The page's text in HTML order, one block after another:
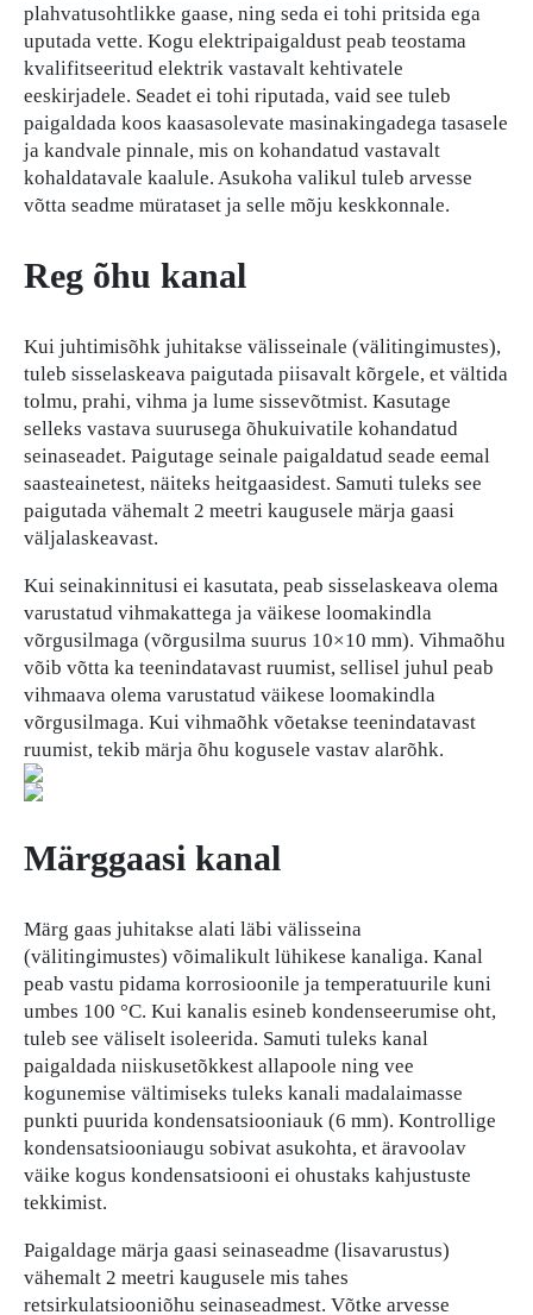
plahvatusohtlikke gaase, ning seda ei tohi pritsida ega
uputada vette. Kogu elektripaigaldust peab teostama
kvalifitseeritud elektrik vastavalt kehtivatele
eeskirjadele. Seadet ei tohi riputada, vaid see tuleb
paigaldada koos kaasasolevate masinakingadega tasasele
ja kandvale pinnale, mis on kohandatud vastavalt
kohaldatavale kaalule. Asukoha valikul tuleb arvesse
võtta seadme mürataset ja selle mõju keskkonnale.
Reg õhu kanal
Kui juhtimisõhk juhitakse välisseinale (välitingimustes),
tuleb sisselaskeava paigutada piisavalt kõrgele, et vältida
tolmu, prahi, vihma ja lume sissevõtmist. Kasutage
selleks vastava suurusega õhukuivatile kohandatud
seinaseadet. Paigutage seinale paigaldatud seade eemal
saasteainetest, näiteks heitgaasidest. Samuti tuleks see
paigutada vähemalt 2 meetri kaugusele märja gaasi
väljalaskeavast.
Kui seinakinnitusi ei kasutata, peab sisselaskeava olema
varustatud vihmakattega ja väikese loomakindla
võrgusilmaga (võrgusilma suurus 10×10 mm). Vihmaõhu
võib võtta ka teenindatavast ruumist, sellisel juhul peab
vihmaava olema varustatud väikese loomakindla
võrgusilmaga. Kui vihmaõhk võetakse teenindatavast
ruumist, tekib märja õhu kogusele vastav alarõhk.
Märggaasi kanal
Märg gaas juhitakse alati läbi välisseina
(välitingimustes) võimalikult lühikese kanaliga. Kanal
peab vastu pidama korrosioonile ja temperatuurile kuni
umbes 100 °C. Kui kanalis esineb kondenseerumise oht,
tuleb see väliselt isoleerida. Samuti tuleks kanal
paigaldada niiskusetõkkest allapoole ning vee
kogunemise vältimiseks tuleks kanali madalaimasse
punkti puurida kondensatsiooniauk (6 mm). Kontrollige
kondensatsiooniaugu sobivat asukohta, et äravoolav
väike kogus kondensatsiooni ei ohustaks kahjustuste
tekkimist.
Paigaldage märja gaasi seinaseadme (lisavarustus)
vähemalt 2 meetri kaugusele mis tahes
retsirkulatsiooniõhu seinaseadmest. Võtke arvesse